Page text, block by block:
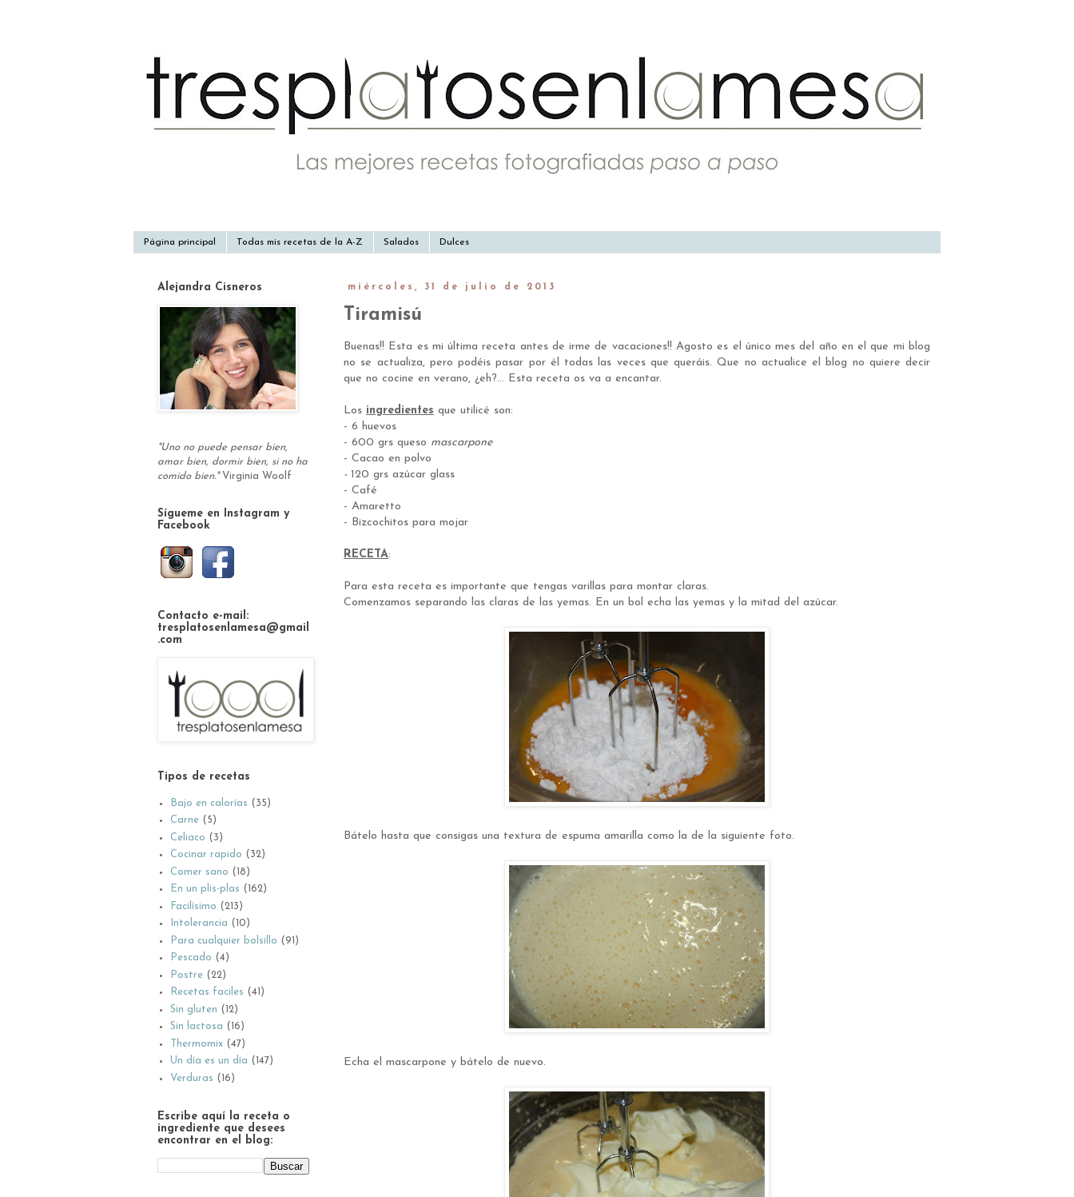
Página principal Todas mis recetas de la A-Z Salados Dulces
miércoles, 31 de julio de 2013
Tiramisú
Buenas!! Esta es mi última receta antes de irme de vacaciones!! Agosto es el único mes del año en el que mi blog
no se actualiza, pero podéis pasar por él todas las veces que queráis. Que no actualice el blog no quiere decir
que no cocine en verano, ¿eh?... Esta receta os va a encantar.
Los ingredientes que utilicé son:
- 6 huevos
- 600 grs queso mascarpone
- Cacao en polvo
- 120 grs azúcar glass
- Café
- Amaretto
- Bizcochitos para mojar
RECETA:
Para esta receta es importante que tengas varillas para montar claras.
Comenzamos separando las claras de las yemas. En un bol echa las yemas y la mitad del azúcar.
Bátelo hasta que consigas una textura de espuma amarilla como la de la siguiente foto.
Echa el mascarpone y bátelo de nuevo.
Alejandra Cisneros
"Uno no puede pensar bien,
amar bien, dormir bien, si no ha
comido bien." Virginia Woolf
Sígueme en Instagram y
Facebook
Contacto e-mail:
tresplatosenlamesa@gmail
.com
Tipos de recetas
Bajo en calorías (35)
Carne (5)
Celiaco (3)
Cocinar rapido (32)
Comer sano (18)
En un plis-plas (162)
Facilísimo (213)
Intolerancia (10)
Para cualquier bolsillo (91)
Pescado (4)
Postre (22)
Recetas faciles (41)
Sin gluten (12)
Sin lactosa (16)
Thermomix (47)
Un día es un día (147)
Verduras (16)
Escribe aquí la receta o
ingrediente que desees
encontrar en el blog: